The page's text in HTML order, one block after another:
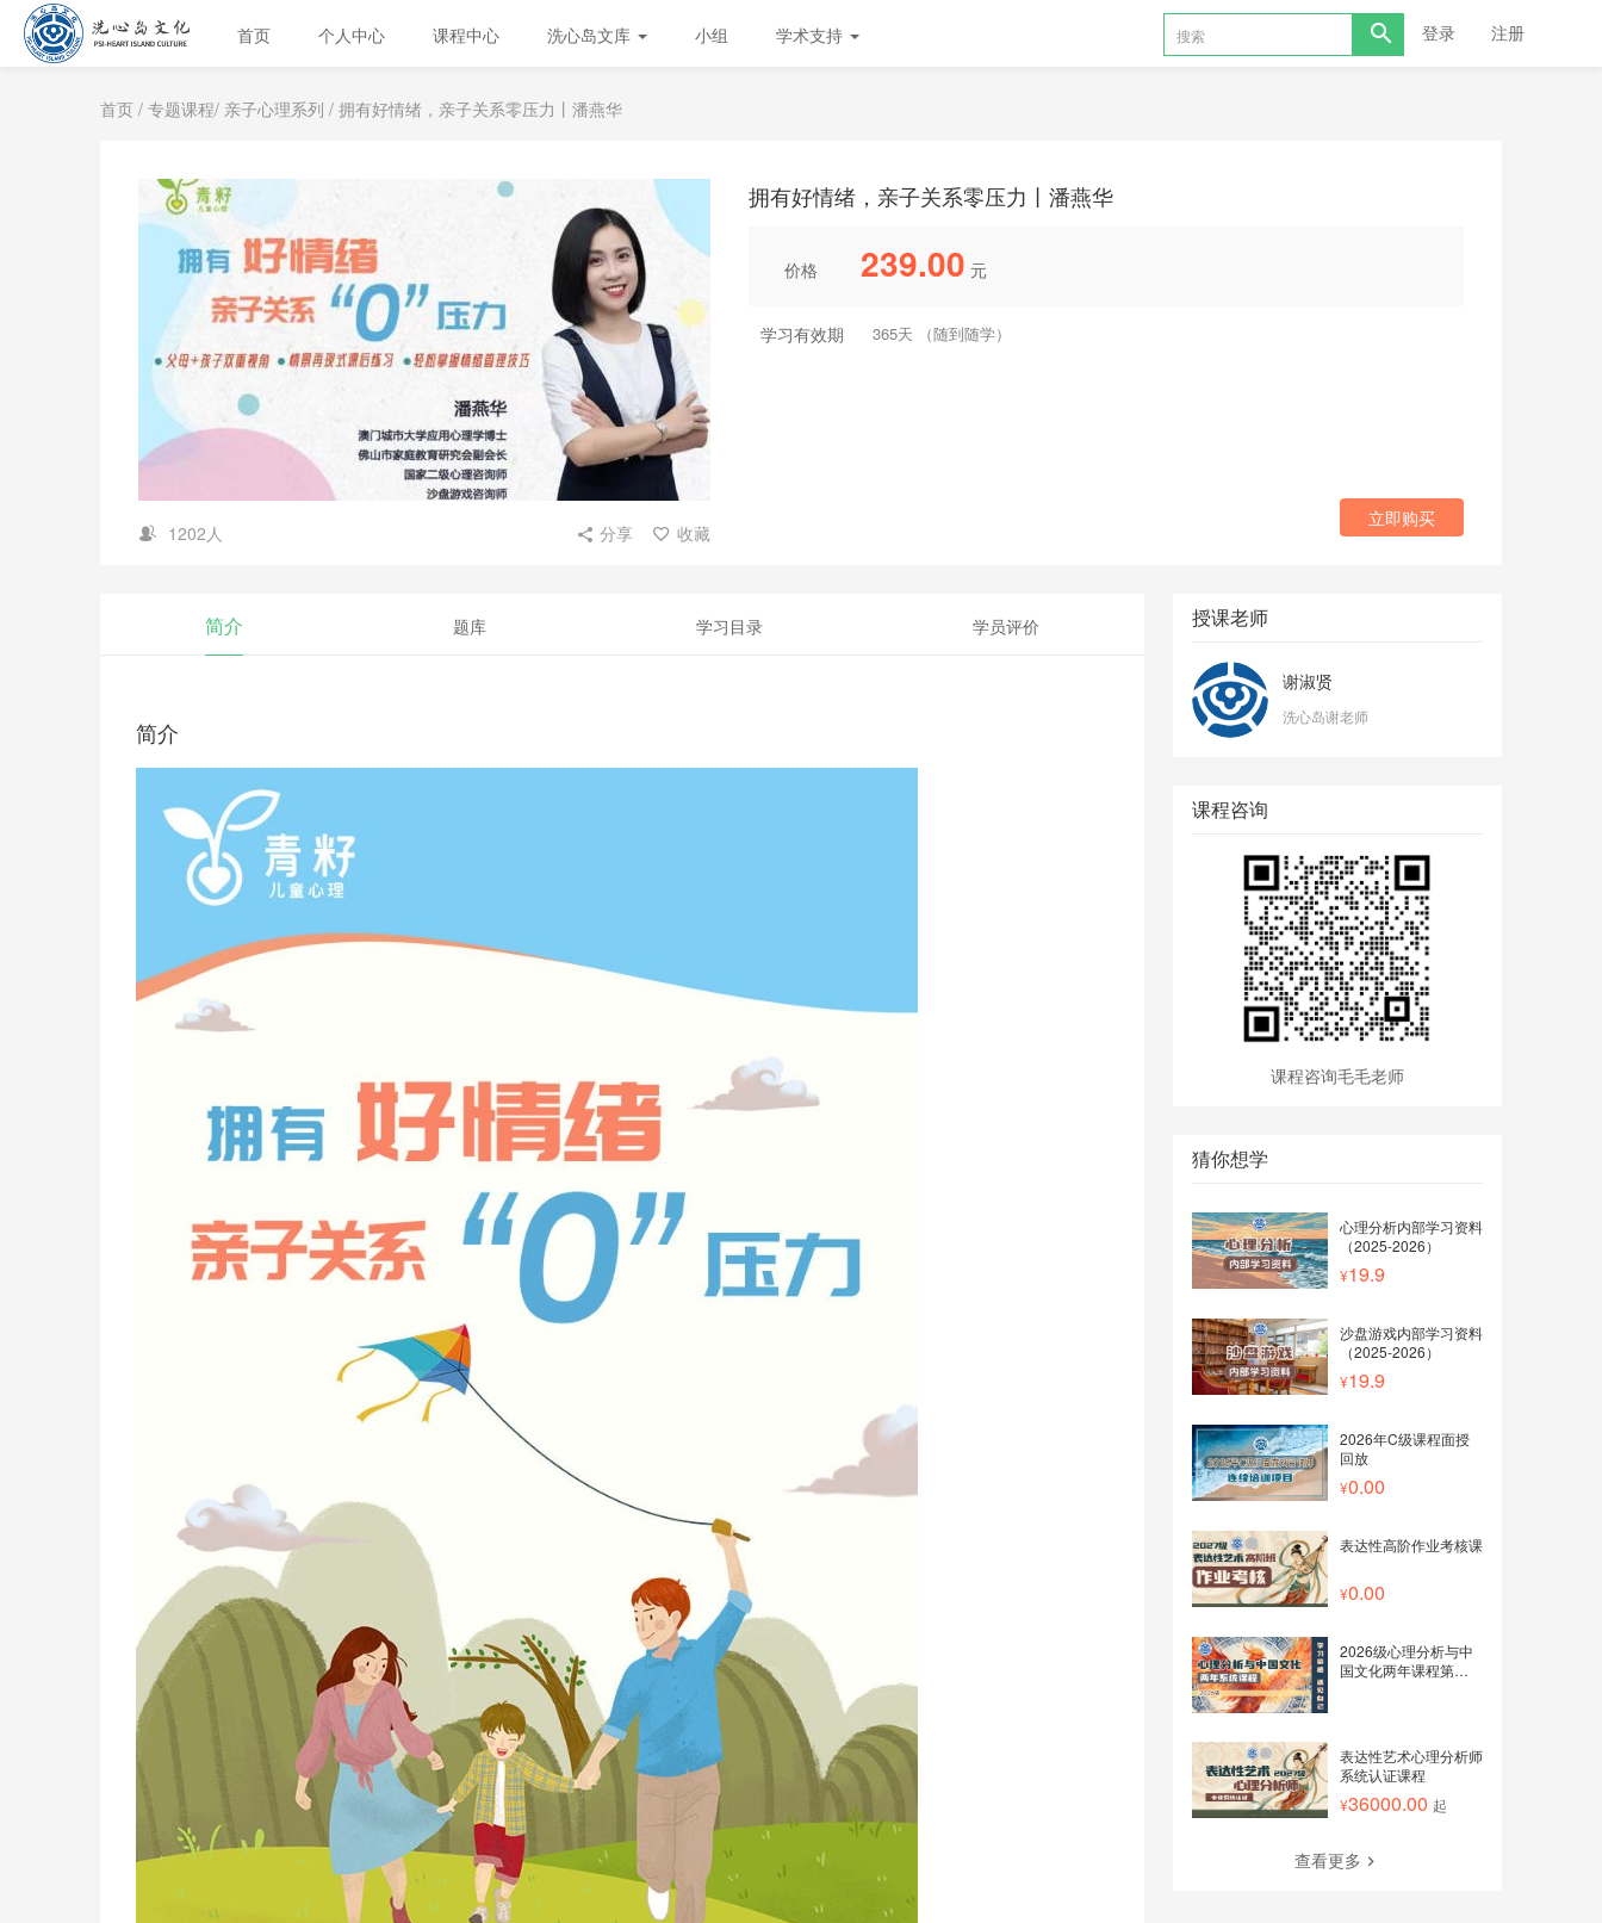
首页 个人中心 课程中心 洗心岛文库 小组 学术支持 登录 注册
首页 / 专题课程/ 亲子心理系列 / 拥有好情绪，亲子关系零压力丨潘燕华
1202人 分享 收藏
拥有好情绪，亲子关系零压力丨潘燕华
价格 239.00 元
学习有效期 365天 （随到随学）
立即购买
简介 题库 学习目录 学员评价
简介
授课老师
谢淑贤
洗心岛谢老师
课程咨询
课程咨询毛毛老师
猜你想学
心理分析内部学习资料
（2025-2026）
19.9
沙盘游戏内部学习资料
（2025-2026）
19.9
2026年C级课程面授
回放
0.00
表达性高阶作业考核课
0.00
2026级心理分析与中
国文化两年课程第一学
表达性艺术心理分析师
系统认证课程
36000.00 起
查看更多